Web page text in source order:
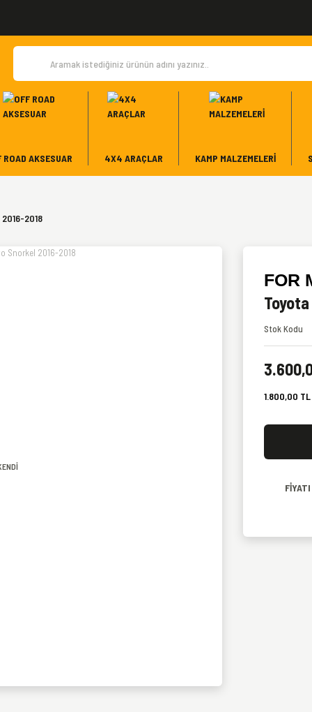
ROAD AKSESUAR 4X4 ARAÇLAR KAMP MALZEMELERI
2016-2018
FOR
Stok Kodu
1.800,00